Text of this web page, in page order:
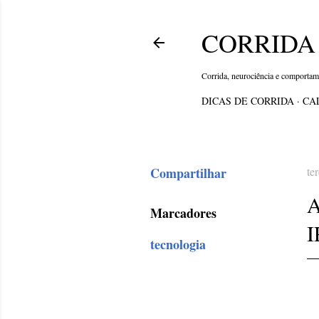
Corrida, neurociência e
DICAS DE CORRIDA
Compartilhar
Marcadores
tecnologia